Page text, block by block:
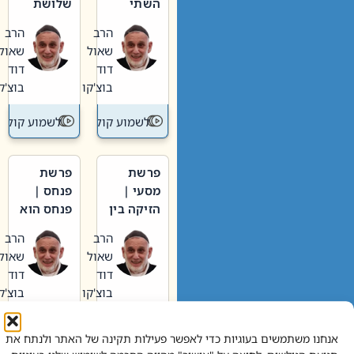
אנחנו משתמשים בעוגיות כדי לאפשר פעילות תקינה של האתר ולנתח את
וערב של
חיינו
הרב
שאול
דוד
בוצ'קו
לשמוע קול תורה – מדרש
האבות
הרב
שאול
דוד
בוצ'קו
לשמוע קול
פרשת
מסעי |
הזיקה בין
הגדול לעם הרב
שאול
דוד
בוצ'קו
לשמוע קול תורה – מדרש
פרשת
פנחס |
פנחס הוא
אליהו: בין
קנאות
הורסת
לקנאות
בונה
הרב
שאול
דוד
בוצ'קו
לשמוע קול